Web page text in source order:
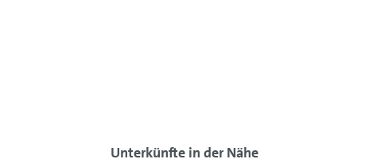
Unterkünfte in der Nähe